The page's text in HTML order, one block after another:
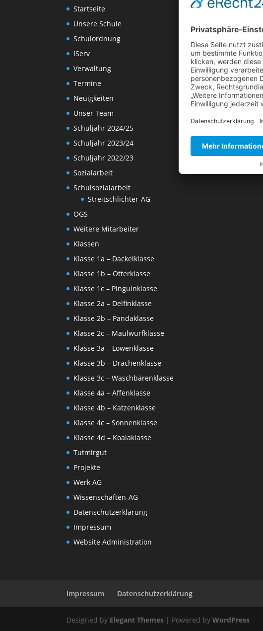
Startseite
Unsere Schule
Schulordnung
IServ
Verwaltung
Termine
Neuigkeiten
Unser Team
Schuljahr 2024/25
Schuljahr 2023/24
Schuljahr 2022/23
Sozialarbeit
Schulsozialarbeit
Streitschlichter-AG
OGS
Weitere Mitarbeiter
Klassen
Klasse 1a – Dackelklasse
Klasse 1b – Otterklasse
Klasse 1c – Pinguinklasse
Klasse 2a – Delfinklasse
Klasse 2b – Pandaklasse
Klasse 2c – Maulwurfklasse
Klasse 3a – Löwenklasse
Klasse 3b – Drachenklasse
Klasse 3c – Waschbärenklasse
Klasse 4a – Affenklasse
Klasse 4b – Katzenklasse
Klasse 4c – Sonnenklasse
Klasse 4d – Koalaklasse
Tutmirgut
Projekte
Werk AG
Wissenschaften-AG
Datenschutzerklärung
Impressum
Website Administration
Impressum Datenschutzerklärung
Designed by Elegant Themes | Powered byWordPress